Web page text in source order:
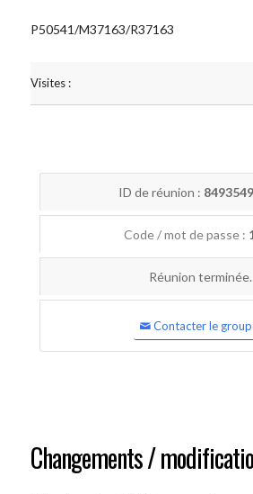
P50541/M37163/R37163
Visites :
ID de réunion :
Code / mot de passe :
Réunion terminée.
Contacter le
Changements /